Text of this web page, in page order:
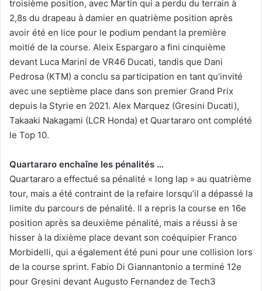
troisième position, avec Martin qui a perdu du terrain à
2,8s du drapeau à damier en quatrième position après
avoir été en lice pour le podium pendant la première
moitié de la course. Aleix Espargaro a fini cinquième
devant Luca Marini de VR46 Ducati, tandis que Dani
Pedrosa (KTM) a conclu sa participation en tant qu’invité
avec une septième place dans son premier Grand Prix
depuis la Styrie en 2021. Alex Marquez (Gresini Ducati),
Takaaki Nakagami (LCR Honda) et Quartararo ont complété
le Top 10.
Quartararo enchaîne les pénalités …
Quartararo a effectué sa pénalité « long lap » au quatrième
tour, mais a été contraint de la refaire lorsqu’il a dépassé la
limite du parcours de pénalité. Il a repris la course en 16e
position après sa deuxième pénalité, mais a réussi à se
hisser à la dixième place devant son coéquipier Franco
Morbidelli, qui a également été puni pour une collision lors
de la course sprint. Fabio Di Giannantonio a terminé 12e
pour Gresini devant Augusto Fernandez de Tech3